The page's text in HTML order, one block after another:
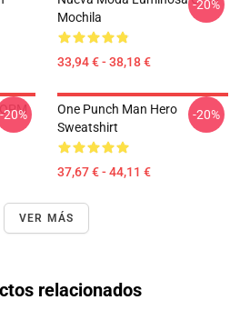
Mochila
33,94 € - 38,18 €
-20%
-20%
One Punch Man Hero
Sweatshirt
37,67 € - 44,11 €
-20%
VER MÁS
relacionados